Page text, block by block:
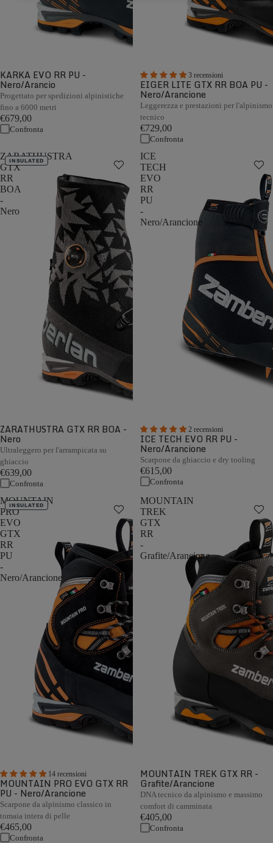
KARKA EVO RR PU -
Nero/Arancio
Progettato per spedizioni alpinistiche
fino a 6000 metri
€679,00
Confronta
3 recensioni
EIGER LITE GTX RR BOA PU -
Nero/Arancione
Leggerezza e prestazioni per l'alpinismo
tecnico
€729,00
Confronta
ZARATHUSTRA
GTX
RR
BOA
-
Nero
INSULATED
ZARATHUSTRA GTX RR BOA -
Nero
Ultraleggero per l'arrampicata su
ghiaccio
€639,00
Confronta
ICE
TECH
EVO
RR
PU
-
Nero/Arancione
2 recensioni
ICE TECH EVO RR PU -
Nero/Arancione
Scarpone da ghiaccio e dry tooling
€615,00
Confronta
MOUNTAIN
PRO
EVO
GTX
RR
PU
-
Nero/Arancione
14 recensioni
INSULATED
MOUNTAIN PRO EVO GTX RR
PU - Nero/Arancione
Scarpone da alpinismo classico in
tomaia intera di pelle
€465,00
Confronta
MOUNTAIN
TREK
GTX
RR
-
Grafite/Arancione
MOUNTAIN TREK GTX RR -
Grafite/Arancione
DNA tecnico da alpinismo e massimo
comfort di camminata
€405,00
Confronta